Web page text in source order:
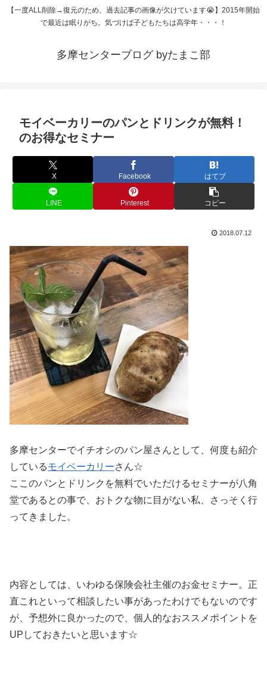
【一度ALL削除→復元のため、過去記事の画像が欠けています😭】2015年開始
で最近は眠りがち。気づけば子どもたちは高学年・・・！
多摩センターブログ byたまこ部
モイベーカリーのパンとドリンクが無料！
のお得なセミナー
X Facebook はてブ
LINE Pinterest コピー
2018.07.12
多摩センターでイチオシのパン屋さんとして、何度も紹介
しているモイベーカリーさん☆
ここのパンとドリンクを無料でいただけるセミナーが八角
堂であるとの事で、おトクな物に目がない私、さっそく行
ってきました。
内容としては、いわゆる保険会社主催のお金セミナー。正
直これといって相談したい事があったわけでもないのです
が、予想外に良かったので、個人的なおススメポイントを
UPしておきたいと思います☆